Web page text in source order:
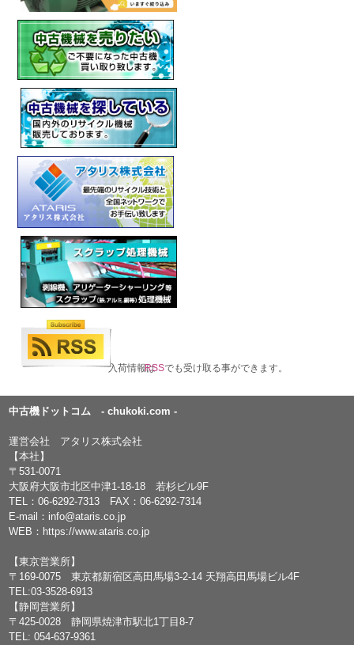
入荷情報はRSSでも受け取る事ができます。
中古機ドットコム - chukoki.com -
運営会社 アタリス株式会社
【本社】
〒531-0071
大阪府大阪市北区中津1-18-18 若杉ビル9F
TEL：06-6292-7313 FAX：06-6292-7314
E-mail： info@ataris.co.jp
WEB： https://www.ataris.co.jp
【東京営業所】
〒169-0075 東京都新宿区高田馬場3-2-14 天翔高田馬場ビル4F
TEL:03-3528-6913
【静岡営業所】
〒425-0028 静岡県焼津市駅北1丁目8-7
TEL: 054-637-9361